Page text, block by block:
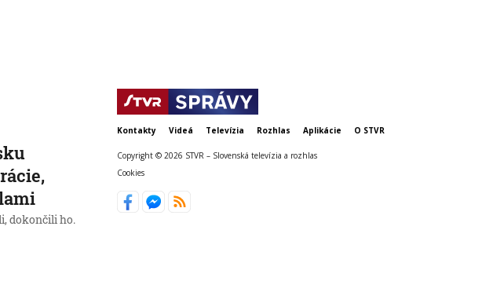
dokončili ho.
Kontakty Videá Televízia Rozhlas Aplikácie O STVR
Copyright © 2026 STVR – Slovenská televízia a rozhlas
Cookies